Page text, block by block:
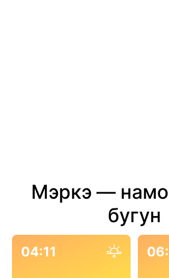
Мэркэ —
бугун
04:11